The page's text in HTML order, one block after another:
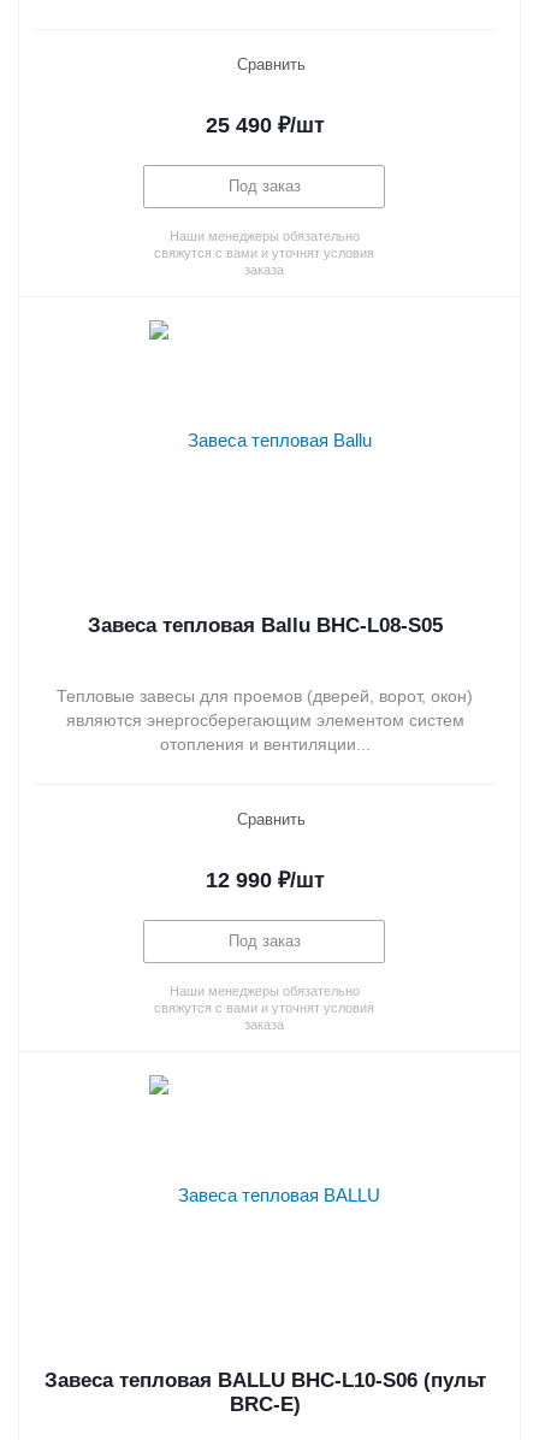
Сравнить
25 490 ₽/шт
Под заказ
Наши менеджеры обязательно
свяжутся с вами и уточнят условия
заказа
Завеса тепловая Ballu BHC-L08-S05
Тепловые завесы для проемов (дверей, ворот, окон)
являются энергосберегающим элементом систем
отопления и вентиляции...
Сравнить
12 990 ₽/шт
Под заказ
Наши менеджеры обязательно
свяжутся с вами и уточнят условия
заказа
Завеса тепловая BALLU BHC-L10-S06 (пульт
BRC-E)